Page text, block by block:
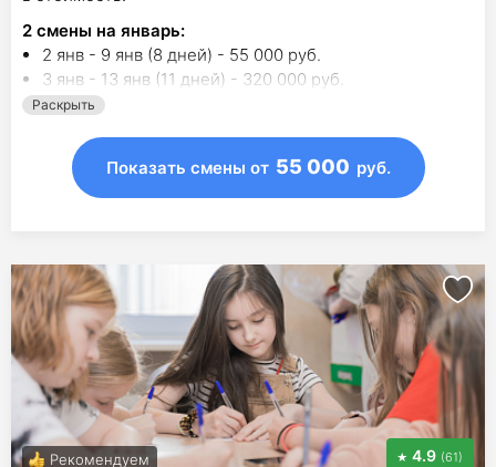
2 смены на январь:
2 янв - 9 янв (8 дней) - 55 000 руб.
3 янв - 13 янв (11 дней) - 320 000 руб.
4смены в другие месяца:
9 авг - 22 авг (14 дн.) - 93 100 руб.
16 авг - 22 авг (7 дн.) - 46 550 руб.
25 окт - 1 ноя (8 дн.) - 55 100 руб.
Раскрыть
Показать смены от 55 000 руб.
Рекомендуем 4.9 (61)